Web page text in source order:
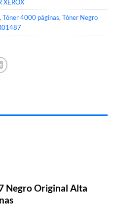
XEROX
, Tóner 4000 páginas, Tóner Negro
Negro Original Alta